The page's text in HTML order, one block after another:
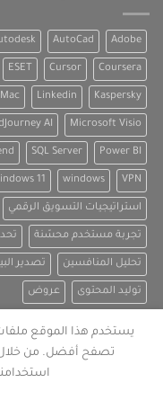
Adobe
AutoCad
Coursera
Cursor
ESET
Kaspersky
Linkedin
Mac
Microsoft Visio
AI
Power BI
SQL Server
VPN
windows
11
استراتيجيات التسويق الرقمي
تجربة مستخدم محسّنة
تحليل المنافسين تصدير
توليد المحتوى عروض
يستخدم هذا الموقع ملفات
تصفح أفضل. من خلال